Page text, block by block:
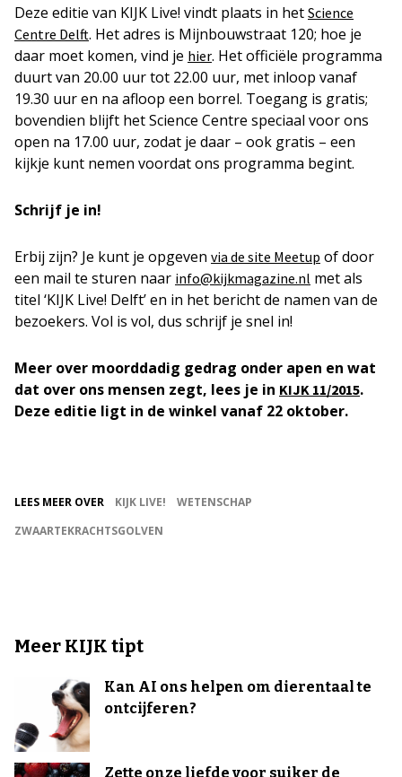
Deze editie van KIJK Live! vindt plaats in het Science
Centre Delft. Het adres is Mijnbouwstraat 120; hoe je
daar moet komen, vind je hier. Het officiële programma
duurt van 20.00 uur tot 22.00 uur, met inloop vanaf
19.30 uur en na afloop een borrel. Toegang is gratis;
bovendien blijft het Science Centre speciaal voor ons
open na 17.00 uur, zodat je daar – ook gratis – een
kijkje kunt nemen voordat ons programma begint.
Schrijf je in!
Erbij zijn? Je kunt je opgeven via de site Meetup of door
een mail te sturen naar info@kijkmagazine.nl met als
titel ‘KIJK Live! Delft’ en in het bericht de namen van de
bezoekers. Vol is vol, dus schrijf je snel in!
Meer over moorddadig gedrag onder apen en wat
dat over ons mensen zegt, lees je in KIJK 11/2015.
Deze editie ligt in de winkel vanaf 22 oktober.
LEES MEER OVER KIJK LIVE!
WETENSCHAP
ZWAARTEKRACHTSGOLVEN
Meer KIJK tipt
Kan AI ons helpen om dierentaal te
ontcijferen?
Zette onze liefde voor suiker de